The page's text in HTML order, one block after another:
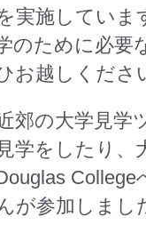
実施していま
のために必要
お越しくださ
郊の大学見学
学をしたり、
が参加しまし